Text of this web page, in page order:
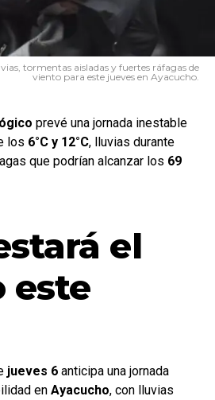
tormentas aisladas y fuertes ráfagas de
viento para este jueves en Ayacucho.
prevé una jornada inestable
los 6°C y 12°C, lluvias durante
que podrían alcanzar los 69
el
este
jueves 6 anticipa una jornada
en Ayacucho, con lluvias